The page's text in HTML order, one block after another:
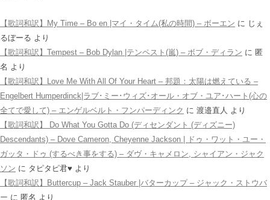
【歌詞和訳】My Time – Bo en |マイ・タイム(私の時間) – ボーエン に じぇ
るぼーる より
【歌詞和訳】Tempest – Bob Dylan |テンペスト(嵐) – ボブ・ディラン に 匿
名 より
【歌詞和訳】Love Me With All Of Your Heart – 邦題：太陽は燃えている –
Engelbert Humperdinck|ラブ･ミー･ウィズ･オール・オブ・ユア･ハート(心の
全てで愛して) – エンゲルベルト・フンパーディンク に 渡邉直人 より
【歌詞和訳】 Do What You Gotta Do (ディセンダント (ディズニー)
Descendants) – Dove Cameron, Cheyenne Jackson | ドゥ・ワット・ユー・
ガッタ・ドゥ (するべき事をする) – ダヴ・キャメロン, シャイアン・ジャク
ソン に タピタピ君♥️ より
【歌詞和訳】Buttercup – Jack Stauber |バターカップ – ジャック・ストウバ
ー に 匿名 より